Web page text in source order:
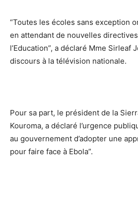
“Toutes les écoles sans exception
en attendant de nouvelles
l’Education”, a déclaré Mme Sirleaf
discours à la télévision nationale.
Pour sa part, le président de la
Kouroma, a déclaré l’urgence
au gouvernement d’adopter une
pour faire face à Ebola”.